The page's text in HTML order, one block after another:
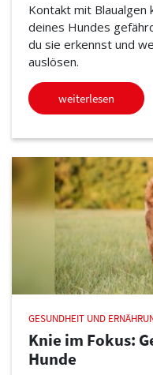
Kontakt mit Blaualgen
deines Hundes
du sie erkennst und
auslösen.
weiterlesen
GESUNDHEIT UND
Knie im Fokus:
Hunde